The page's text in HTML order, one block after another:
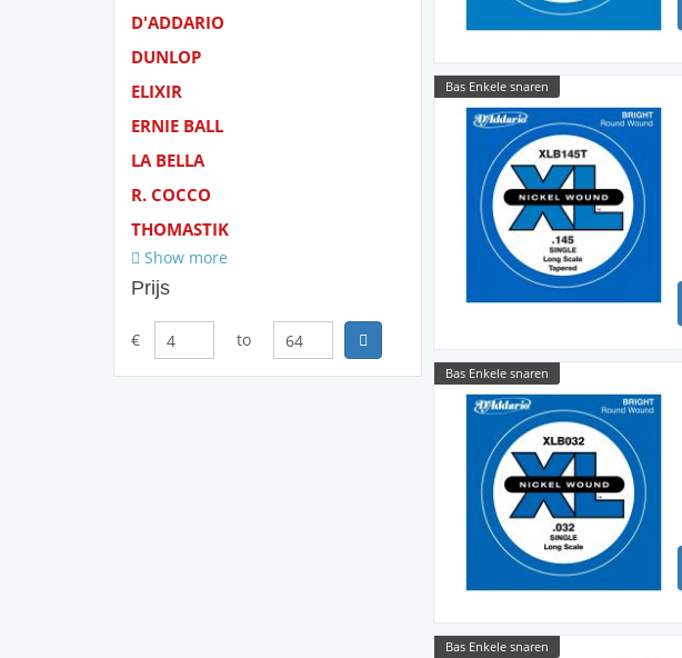
D'ADDARIO
DUNLOP
ELIXIR
ERNIE BALL
LA BELLA
R. COCCO
THOMASTIK
Show more
Prijs
€ to
Bas Enkele snaren
Bas Enkele snaren
Bas Enkele snaren